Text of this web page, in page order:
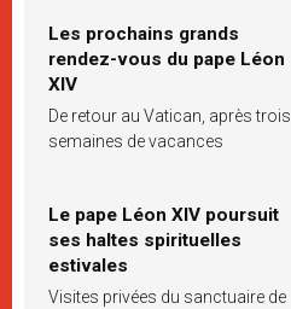
Les prochains grands
rendez-vous du pape Léon
XIV
De retour au Vatican, après trois
semaines de vacances
Le pape Léon XIV poursuit
ses haltes spirituelles
estivales
Visites privées du sanctuaire de